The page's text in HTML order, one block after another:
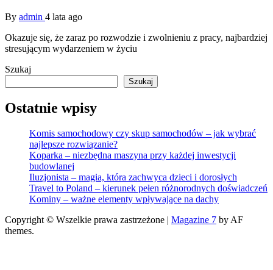
By admin 4 lata ago
Okazuje się, że zaraz po rozwodzie i zwolnieniu z pracy, najbardziej
stresującym wydarzeniem w życiu
Szukaj
Szukaj
Ostatnie wpisy
Komis samochodowy czy skup samochodów – jak wybrać
najlepsze rozwiązanie?
Koparka – niezbędna maszyna przy każdej inwestycji
budowlanej
Iluzjonista – magia, która zachwyca dzieci i dorosłych
Travel to Poland – kierunek pełen różnorodnych doświadczeń
Kominy – ważne elementy wpływające na dachy
Copyright © Wszelkie prawa zastrzeżone | Magazine 7 by AF
themes.